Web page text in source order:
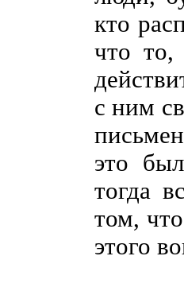
кто
что
с ним
это
тогда
том,
этого